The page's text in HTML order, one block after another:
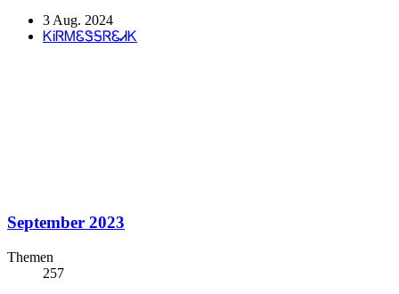
3 Aug. 2024
ᏦᎥᏒᎷᏋᏕᎦᏒᏋᏗᏦ
September 2023
Themen
257